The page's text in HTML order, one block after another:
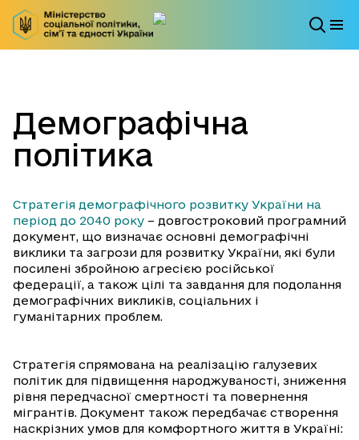
Демографічна
політика
Стратегія демографічного розвитку України на
період до 2040 року – довгостроковий програмний
документ, що визначає основні демографічні
виклики та загрози для розвитку України, які були
посилені збройною агресією російської
федерації, а також цілі та завдання для подолання
демографічних викликів, соціальних і
гуманітарних проблем.
Стратегія спрямована на реалізацію галузевих
політик для підвищення народжуваності, зниження
рівня передчасної смертності та повернення
мігрантів. Документ також передбачає створення
наскрізних умов для комфортного життя в Україні: